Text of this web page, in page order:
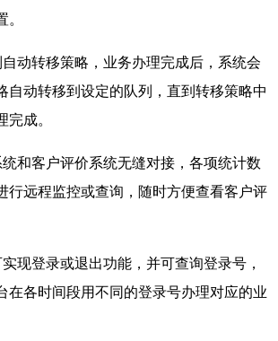
。
动转移策略，业务办理完成后，系统会
自动转移到设定的队列，直到转移策略中
完成。
和客户评价系统无缝对接，各项统计数
行远程监控或查询，随时方便查看客户评
现登录或退出功能，并可查询登录号，
在各时间段用不同的登录号办理对应的业